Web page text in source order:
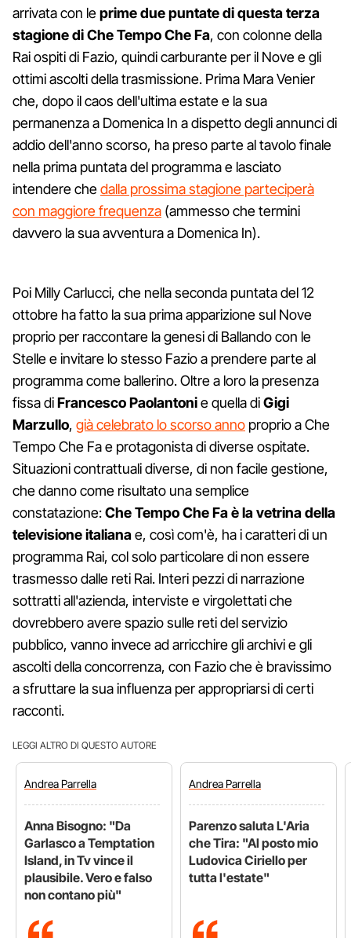
arrivata con leprime due puntate di questa terza
stagione di Che Tempo Che Fa, con colonne della
Rai ospiti di Fazio, quindi carburante per il Nove e gli
ottimi ascolti della trasmissione. Prima Mara Venier
che, dopo il caos dell'ultima estate e la sua
permanenza a Domenica In a dispetto degli annunci di
addio dell'anno scorso, ha preso parte al tavolo finale
nella prima puntata del programma e lasciato
intendere chedalla prossima stagione parteciperà
con maggiore frequenza (ammesso che termini
davvero la sua avventura a Domenica In).
Poi Milly Carlucci, che nella seconda puntata del 12
ottobre ha fatto la sua prima apparizione sul Nove
proprio per raccontare la genesi di Ballando con le
Stelle e invitare lo stesso Fazio a prendere parte al
programma come ballerino. Oltre a loro la presenza
fissa diFrancesco Paolantonie quella diGigi
Marzullo, già celebrato lo scorso anno proprio a Che
Tempo Che Fa e protagonista di diverse ospitate.
Situazioni contrattuali diverse, di non facile gestione,
che danno come risultato una semplice
constatazione:Che Tempo Che Fa è la vetrina della
televisione italianae, così com'è, ha i caratteri di un
programma Rai, col solo particolare di non essere
trasmesso dalle reti Rai. Interi pezzi di narrazione
sottratti all'azienda, interviste e virgolettati che
dovrebbero avere spazio sulle reti del servizio
pubblico, vanno invece ad arricchire gli archivi e gli
ascolti della concorrenza, con Fazio che è bravissimo
a sfruttare la sua influenza per appropriarsi di certi
racconti.
LEGGI ALTRO DI QUESTO AUTORE
AndreaParrella
Anna Bisogno: "Da
Garlasco a Temptation
Island, in Tv vince il
plausibile. Vero e falso
non contano più"
AndreaParrella
Parenzo saluta L'Aria
che Tira: "Al posto mio
Ludovica Ciriello per
tutta l'estate"